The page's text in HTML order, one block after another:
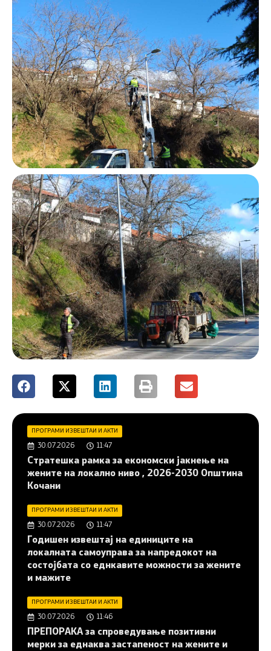
ПРОГРАМИ ИЗВЕШТАИ И АКТИ
30.07.2026 11:47
Стратешка рамка за економски јакнење на
жените на локално ниво , 2026-2030 Општина
Кочани
ПРОГРАМИ ИЗВЕШТАИ И АКТИ
30.07.2026 11:47
Годишен извештај на единиците на
локалната самоуправа за напредокот на
состојбата со еднкавите можности за жените
и мажите
ПРОГРАМИ ИЗВЕШТАИ И АКТИ
30.07.2026 11:46
ПРЕПОРАКА за спроведување позитивни
мерки за еднаква застапеност на жените и